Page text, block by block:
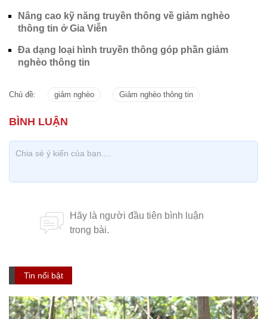
Nâng cao kỹ năng truyền thông về giảm nghèo
thông tin ở Gia Viễn
Đa dạng loại hình truyền thông góp phần giảm
nghèo thông tin
Chủ đề: giảm nghèo Giảm nghèo thông tin
Tin nổi bật